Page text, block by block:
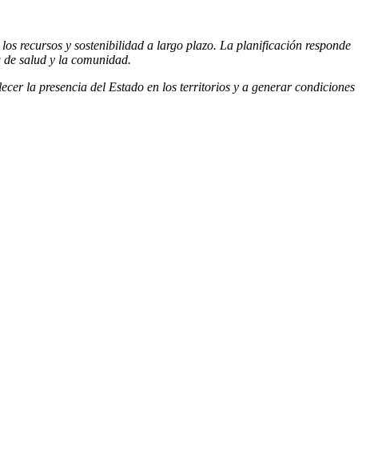
recursos y sostenibilidad a largo plazo. La planificación responde
salud y la comunidad.
la presencia del Estado en los territorios y a generar condiciones